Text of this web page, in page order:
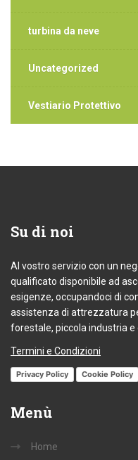
turbina da neve
Uncategorized
Vestiario Protettivo
Su di noi
Al vostro servizio con un
qualificato disponibile ad
esigenze, occupandoci di
assistenza di attrezzatura
forestale, piccola industria e
Termini e Condizioni
Privacy Policy Cookie Policy
Menù
Home